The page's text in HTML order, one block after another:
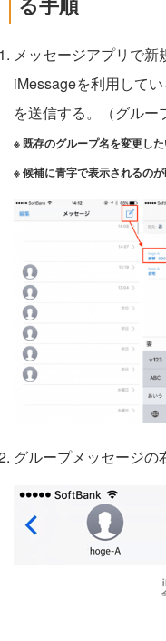
メッセージアプリで
iMessageを利用して
を送信する。（グルー
※ 既存のグループ名を変更し
※ 候補に青字で表示されるの
グループメッセージの